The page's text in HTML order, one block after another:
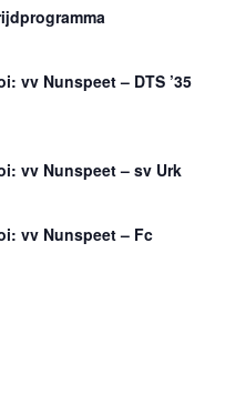
vv Nunspeet – DTS ’35
vv Nunspeet – sv Urk
vv Nunspeet – Fc